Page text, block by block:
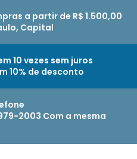
a partir de R$ 1.500,00
Capital
10 vezes sem juros
10% de desconto
2003 Com a mesma